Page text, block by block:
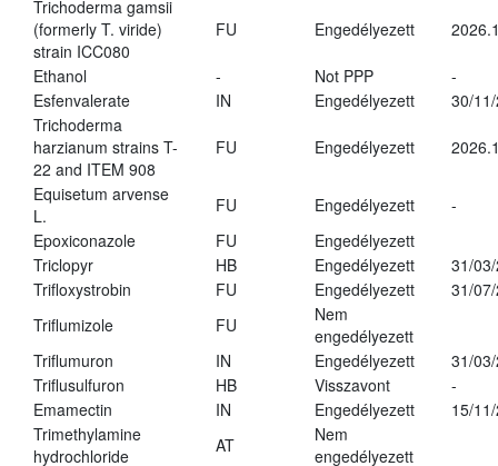
Trichoderma gamsii
(formerly T. viride)
strain ICC080
FU Engedélyezett
Ethanol - Not PPP
-
Esfenvalerate
IN Engedélyezett
30/
Trichoderma
harzianum strains T-
22 and ITEM 908
FU Engedélyezett
Equisetum arvense
L.
FU Engedélyezett
-
Epoxiconazole
FU
Engedélyezett
Triclopyr
HB Engedélyezett
31/
Trifloxystrobin
FU Engedélyezett
31/
Triflumizole
FU
Nem
engedélyezett
Triflumuron
IN Engedélyezett
31/
Triflusulfuron
HB Visszavont
-
Emamectin
IN Engedélyezett
15/
Trimethylamine
hydrochloride
AT
Nem
engedélyezett